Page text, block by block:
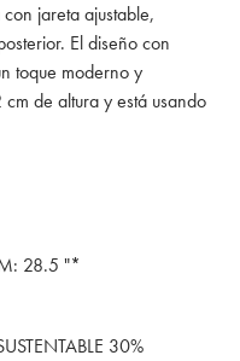
jareta ajustable,
El diseño con
toque moderno y
de altura y está usando
28.5 "*
30%